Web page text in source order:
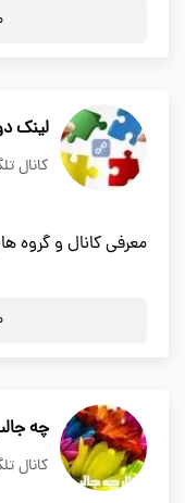
لینک
کانال
معرفی کانال و گروه
چه
کانال